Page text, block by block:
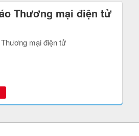
Thương mại điện tử
mại điện tử